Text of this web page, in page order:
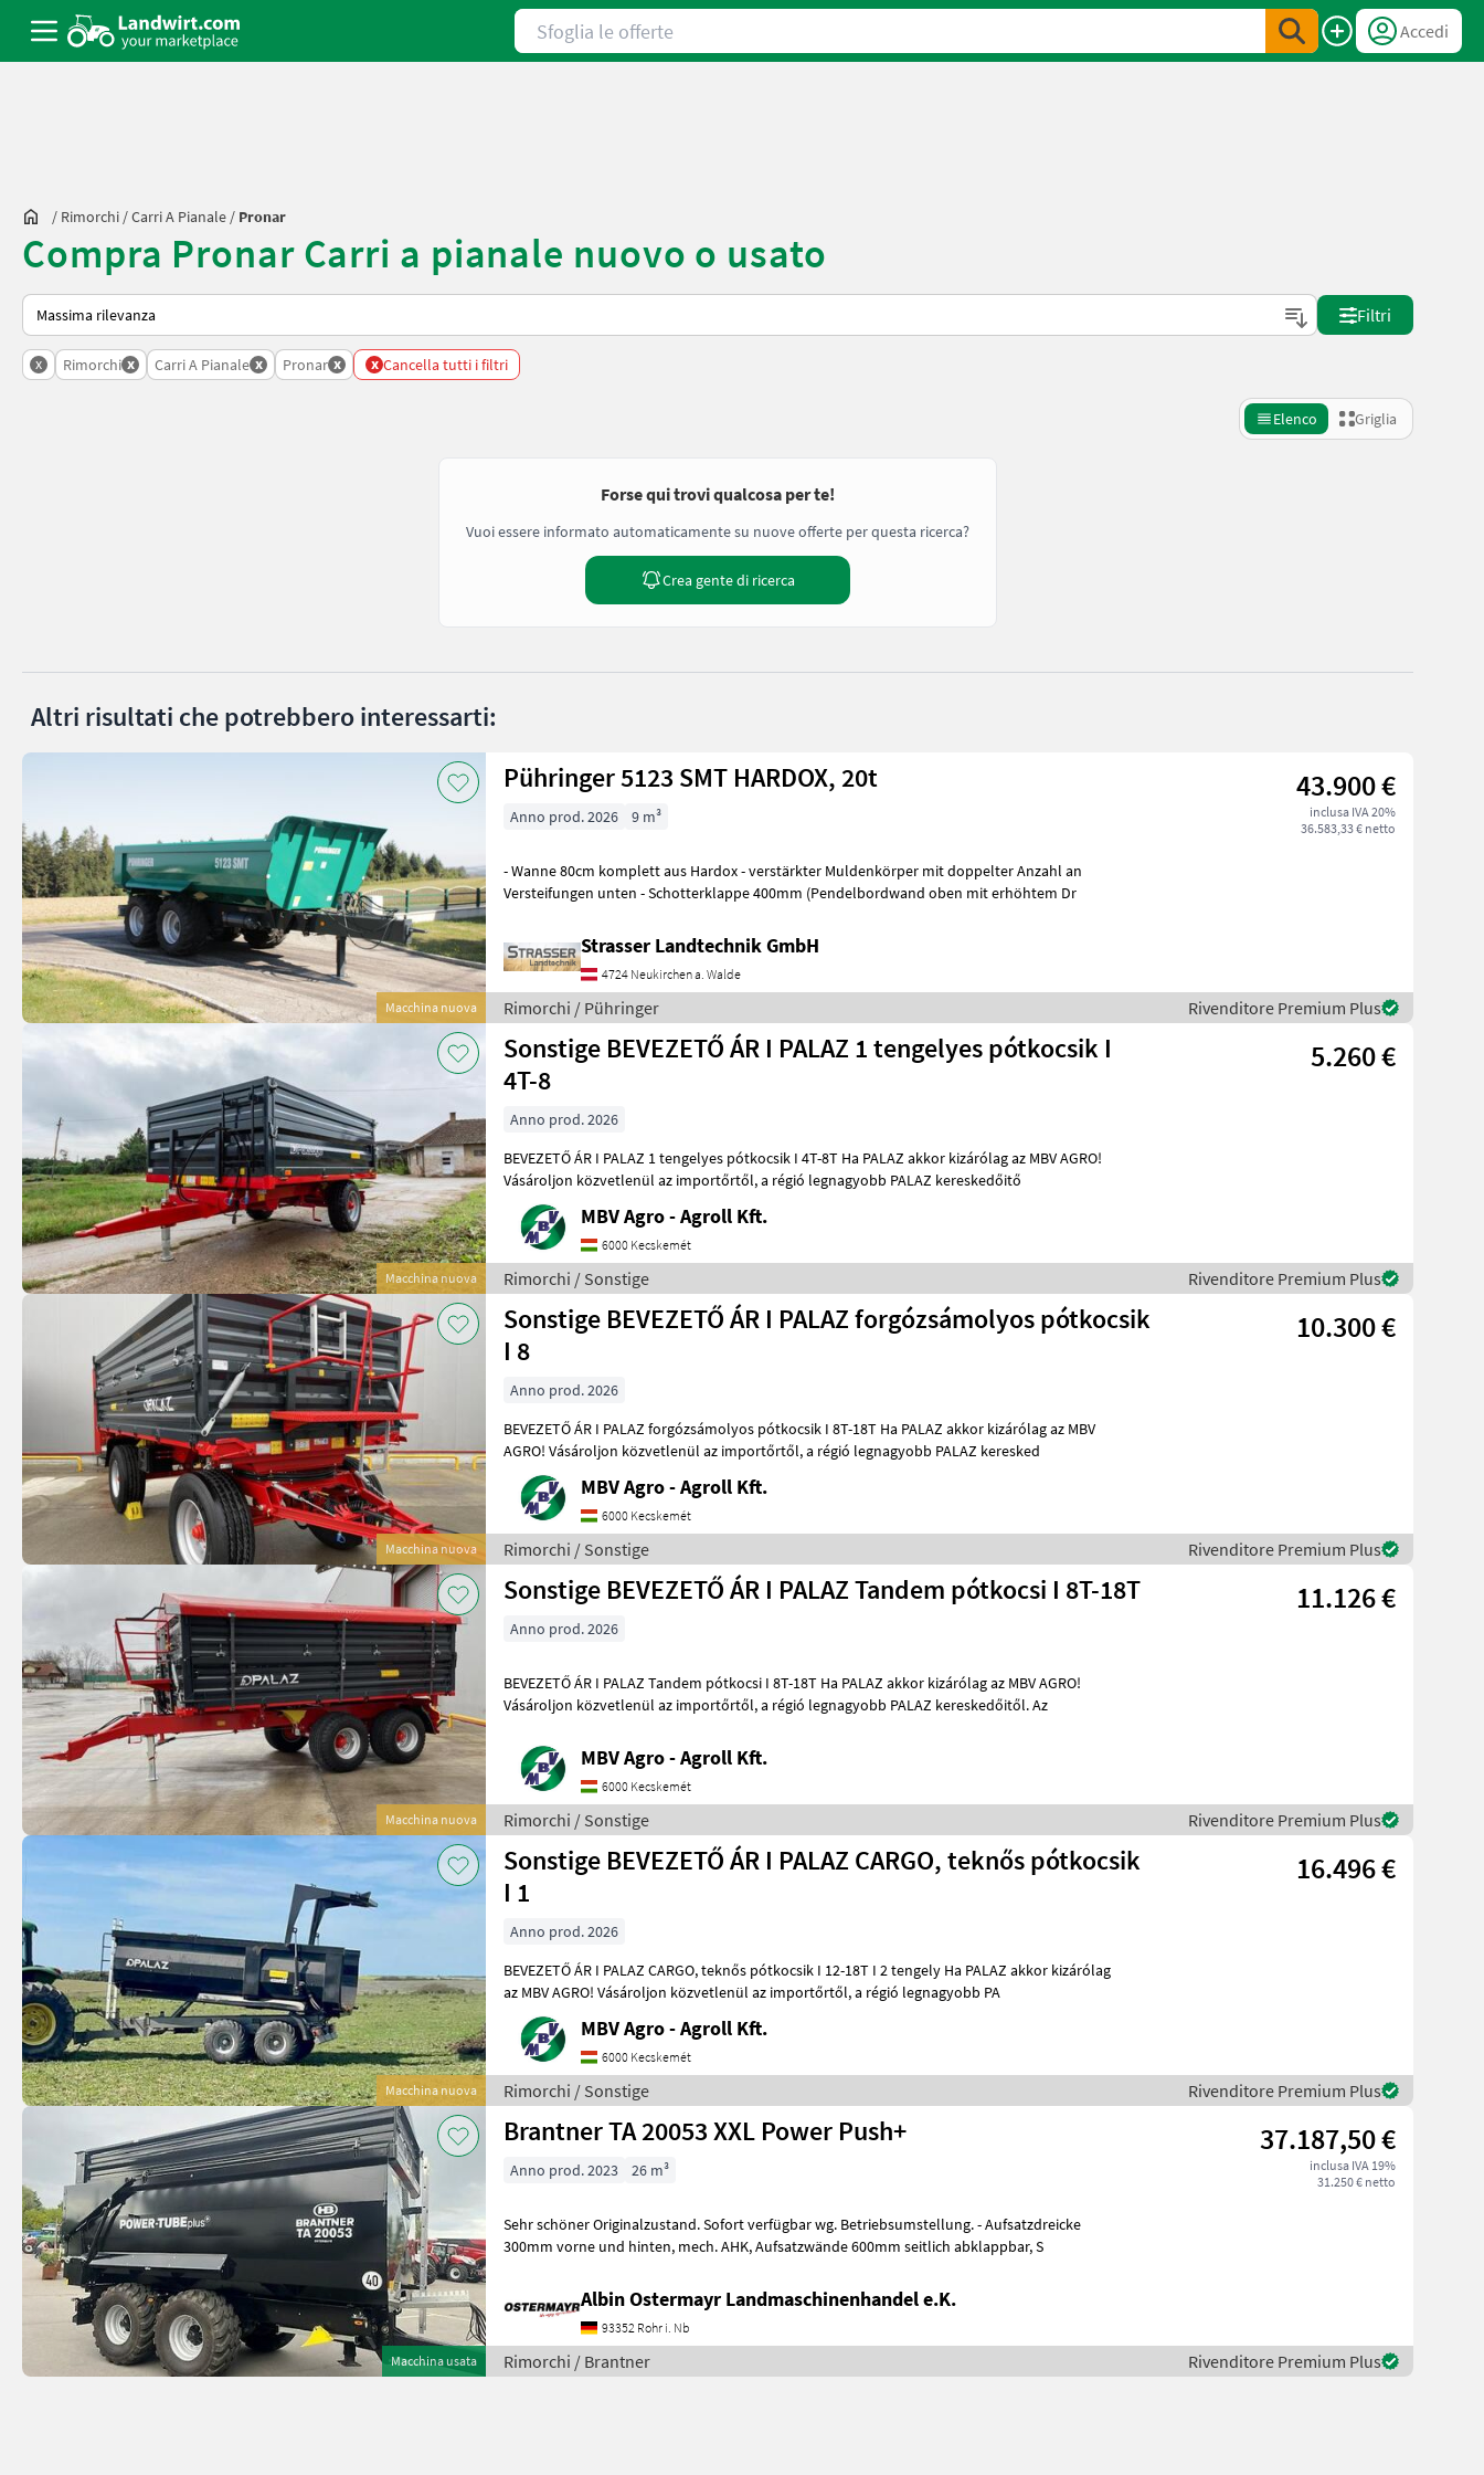
Sfoglia le offerte
Accedi
/ Rimorchi /Carri A Pianale / Pronar
Compra Pronar Carri a pianale nuovo o usato
Ecco come viene ordinato su Landwirt.com
Filtri
x Rimorchi x Carri A Pianale x Pronar x x Cancella tutti i filtri
Elenco Griglia
Forse qui trovi qualcosa per te!
Vuoi essere informato automaticamente su nuove offerte per questa ricerca?
Crea gente di ricerca
Altri risultati che potrebbero interessarti:
Macchina nuova
Pühringer 5123 SMT HARDOX, 20t 43.900 €
inclusa IVA 20%
36.583,33 € netto
Anno prod. 2026 9 m³
- Wanne 80cm komplett aus Hardox - verstärkter Muldenkörper mit doppelter Anzahl an
Versteifungen unten - Schotterklappe 400mm (Pendelbordwand oben mit erhöhtem Dr
Strasser Landtechnik GmbH
4724 Neukirchen a. Walde
Rimorchi / Pühringer Rivenditore Premium Plus
Macchina nuova
Sonstige BEVEZETŐ ÁR I PALAZ 1 tengelyes pótkocsik I
4T-8
5.260 €
Anno prod. 2026
BEVEZETŐ ÁR I PALAZ 1 tengelyes pótkocsik I 4T-8T Ha PALAZ akkor kizárólag az MBV AGRO!
Vásároljon közvetlenül az importőrtől, a régió legnagyobb PALAZ kereskedőitő
MBV Agro - Agroll Kft.
6000 Kecskemét
Rimorchi / Sonstige Rivenditore Premium Plus
Macchina nuova
Sonstige BEVEZETŐ ÁR I PALAZ forgózsámolyos pótkocsik
I 8
10.300 €
Anno prod. 2026
BEVEZETŐ ÁR I PALAZ forgózsámolyos pótkocsik I 8T-18T Ha PALAZ akkor kizárólag az MBV
AGRO! Vásároljon közvetlenül az importőrtől, a régió legnagyobb PALAZ keresked
MBV Agro - Agroll Kft.
6000 Kecskemét
Rimorchi / Sonstige Rivenditore Premium Plus
Macchina nuova
Sonstige BEVEZETŐ ÁR I PALAZ Tandem pótkocsi I 8T-18T 11.126 €
Anno prod. 2026
BEVEZETŐ ÁR I PALAZ Tandem pótkocsi I 8T-18T Ha PALAZ akkor kizárólag az MBV AGRO!
Vásároljon közvetlenül az importőrtől, a régió legnagyobb PALAZ kereskedőitől. Az
MBV Agro - Agroll Kft.
6000 Kecskemét
Rimorchi / Sonstige Rivenditore Premium Plus
Macchina nuova
Sonstige BEVEZETŐ ÁR I PALAZ CARGO, teknős pótkocsik
I 1
16.496 €
Anno prod. 2026
BEVEZETŐ ÁR I PALAZ CARGO, teknős pótkocsik I 12-18T I 2 tengely Ha PALAZ akkor kizárólag
az MBV AGRO! Vásároljon közvetlenül az importőrtől, a régió legnagyobb PA
MBV Agro - Agroll Kft.
6000 Kecskemét
Rimorchi / Sonstige Rivenditore Premium Plus
Macchina usata
Brantner TA 20053 XXL Power Push+ 37.187,50 €
inclusa IVA 19%
31.250 € netto
Anno prod. 2023 26 m³
Sehr schöner Originalzustand. Sofort verfügbar wg. Betriebsumstellung. - Aufsatzdreicke
300mm vorne und hinten, mech. AHK, Aufsatzwände 600mm seitlich abklappbar, S
Albin Ostermayr Landmaschinenhandel e.K.
93352 Rohr i. Nb
Rimorchi / Brantner Rivenditore Premium Plus